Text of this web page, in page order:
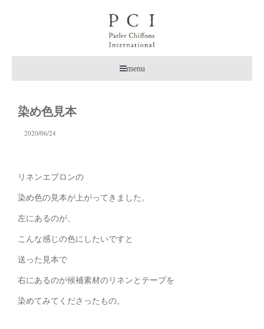
menu
染め色見本
2020/06/24
リネンエプロンの
染め色の見本が上がってきました。
左にあるのが、
こんな感じの色にしたいですと
送った見本で
右にあるのが候補素材のリネンとテープを
染めてみてくださったもの。